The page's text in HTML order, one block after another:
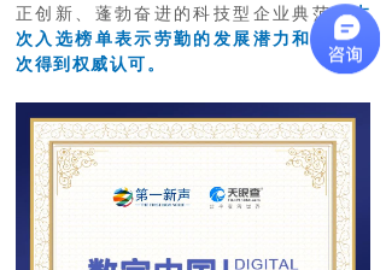
正创新、蓬勃奋进的科技型企业典范。本
次入选榜单表示劳勤的发展潜力和前景再
次得到权威认可。